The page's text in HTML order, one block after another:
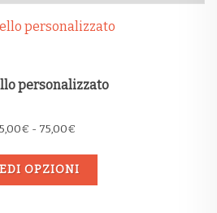
personalizzato
€ - 75,00€
da
OPZIONI